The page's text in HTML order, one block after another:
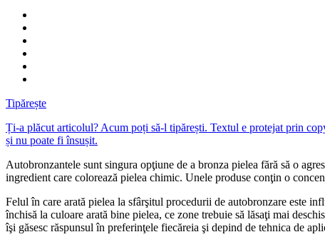
Tipărește
Ți-a plăcut articolul? Acum poți să-l tipărești. Textul e protejat prin
și nu poate fi însușit.
Autobronzantele sunt singura opţiune de a bronza pielea fără să o
ingredient care colorează pielea chimic. Unele produse conţin o
Felul în care arată pielea la sfârşitul procedurii de autobronzare este
închisă la culoare arată bine pielea, ce zone trebuie să lăsaţi mai
îşi găsesc răspunsul în preferinţele fiecăreia şi depind de tehnica de